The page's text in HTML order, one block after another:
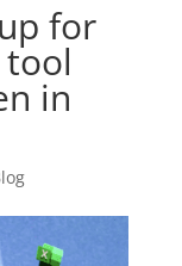
for
tool
in